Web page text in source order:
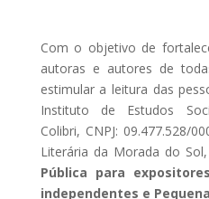
Com o objetivo de
autoras e autores de
estimular a leitura das
Instituto de Estudos
Colibri, CNPJ: 09.477.528/
Literária da Morada do
Pública para
independentes e